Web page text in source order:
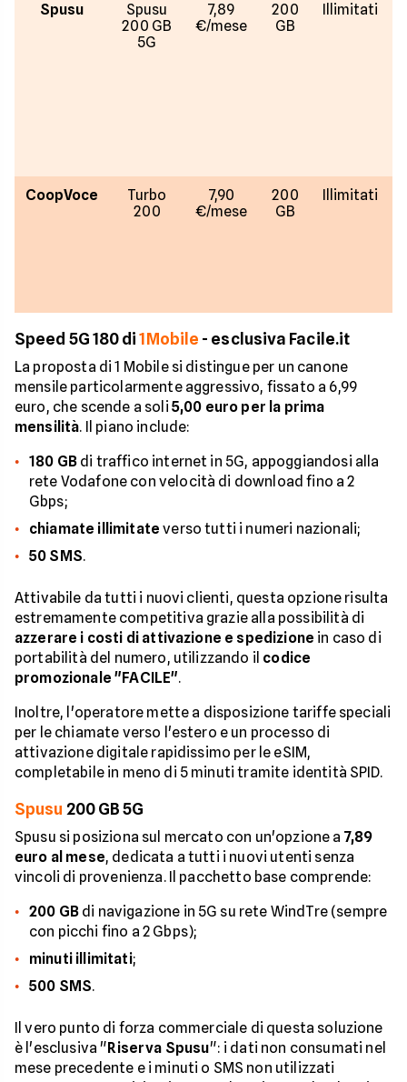
Spusu
Spusu
200 GB
5G
7,89
€/mese
200
GB
Illimitati
CoopVoce
Turbo
200
7,90
€/mese
200
GB
Illimitati
Speed 5G 180 di1Mobile - esclusiva Facile.it
La proposta di 1 Mobile si distingue per un canone
mensile particolarmente aggressivo, fissato a 6,99
euro, che scende a soli 5,00 euro per la prima
mensilità. Il piano include:
180 GBdi traffico internet in 5G, appoggiandosi alla
rete Vodafone con velocità di download fino a 2
Gbps;
chiamate illimitate verso tutti i numeri nazionali;
50 SMS.
Attivabile da tutti i nuovi clienti, questa opzione risulta
estremamente competitiva grazie alla possibilità di
azzerare i costi di attivazione e spedizione in caso di
portabilità del numero, utilizzando il codice
promozionale "FACILE".
Inoltre, l'operatore mette a disposizione tariffe speciali
per le chiamate verso l'estero e un processo di
attivazione digitale rapidissimo per le eSIM,
completabile in meno di 5 minuti tramite identità SPID.
Spusu 200 GB 5G
Spusu si posiziona sul mercato con un'opzione a 7,89
euro al mese, dedicata a tutti i nuovi utenti senza
vincoli di provenienza. Il pacchetto base comprende:
200 GBdi navigazione in 5G su rete WindTre (sempre
con picchi fino a 2 Gbps);
minuti illimitati;
500 SMS.
Il vero punto di forza commerciale di questa soluzione
è l'esclusiva " Riserva Spusu": i dati non consumati nel
mese precedente e i minuti o SMS non utilizzati